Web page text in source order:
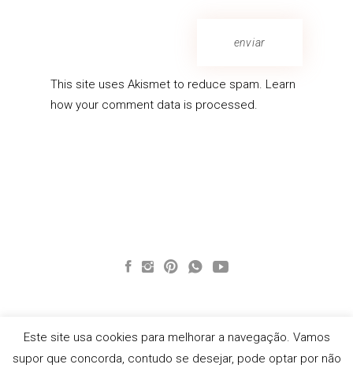
enviar
This site uses Akismet to reduce spam. Learn
how your comment data is processed.
Web Design OHLA Branding Studio
Este site usa cookies para melhorar a navegação. Vamos
supor que concorda, contudo se desejar, pode optar por não